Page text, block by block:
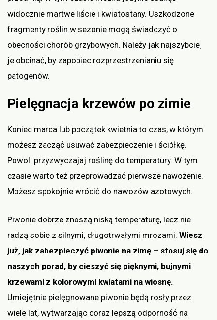
widocznie martwe liście i kwiatostany. Uszkodzone
fragmenty roślin w sezonie mogą świadczyć o
obecności chorób grzybowych. Należy jak najszybciej
je obcinać, by zapobiec rozprzestrzenianiu się
patogenów.
Pielęgnacja krzewów po zimie
Koniec marca lub początek kwietnia to czas, w którym
możesz zacząć usuwać zabezpieczenie i ściółkę.
Powoli przyzwyczajaj roślinę do temperatury. W tym
czasie warto też przeprowadzać pierwsze nawożenie.
Możesz spokojnie wrócić do nawozów azotowych.
Piwonie dobrze znoszą niską temperaturę, lecz nie
radzą sobie z silnymi, długotrwałymi mrozami. Wiesz
już, jak zabezpieczyć piwonie na zimę – stosuj się do
naszych porad, by cieszyć się pięknymi, bujnymi
krzewami z kolorowymi kwiatami na wiosnę.
Umiejętnie pielęgnowane piwonie będą rosły przez
wiele lat, wytwarzając coraz lepszą odporność na